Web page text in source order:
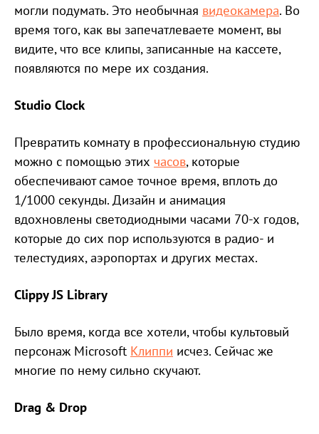
могли подумать. Это необычная видеокамера. Во
время того, как вы запечатлеваете момент, вы
видите, что все клипы, записанные на кассете,
появляются по мере их создания.
Studio Clock
Превратить комнату в профессиональную студию
можно с помощью этих часов, которые
обеспечивают самое точное время, вплоть до
1/1000 секунды. Дизайн и анимация
вдохновлены светодиодными часами 70-х годов,
которые до сих пор используются в радио- и
телестудиях, аэропортах и других местах.
Clippy JS Library
Было время, когда все хотели, чтобы культовый
персонаж Microsoft Клиппи исчез. Сейчас же
многие по нему сильно скучают.
Drag & Drop